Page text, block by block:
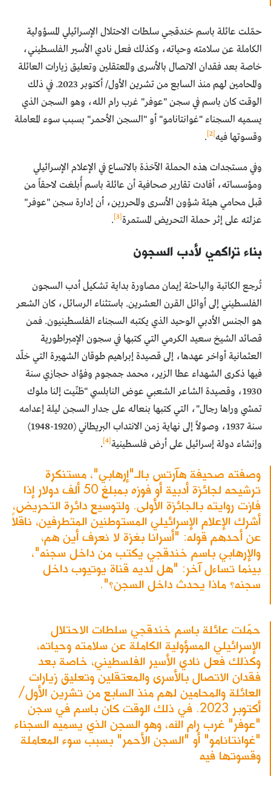
حمّلت عائلة باسم خندقجي سلطات الاحتلال الإسرائيلي المسؤولية
الكاملة عن سلامته وحياته، وكذلك فعل نادي الأسير الفلسطيني،
خاصة بعد فقدان الاتصال بالأسرى والمعتقلين وتعليق زيارات العائلة
والمحامين لهم منذ السابع من تشرين الأول/ أكتوبر 2023. في ذلك
الوقت كان باسم في سجن "عوفر" غرب رام الله، وهو السجن الذي
يسميه السجناء "غوانتانامو" أو "السجن الأحمر" بسبب سوء المعاملة
وقسوتها فيه[2]
.
وفي مستجدات هذه الحملة الآخذة بالاتساع في الإعلام الإسرائيلي
ومؤسساته، أفادت تقارير صحافية أن عائلة باسم أُبلغت لاحقاً من
قبل محامي هيئة شؤون الأسرى والمحررين، أن إدارة سجن "عوفر"
عزلته على إثر حملة التحريض المستمرة[3]
.
بناء تراكمي لأدب السجون
تُرجع الكاتبة والباحثة إيمان مصاورة بداية تشكيل أدب السجون
الفلسطيني إلى أوائل القرن العشرين. باستثناء الرسائل، كان الشعر
هو الجنس الأدبي الوحيد الذي يكتبه السجناء الفلسطينيون. فمن
قصائد الشيخ سعيد الكرمي التي كتبها في سجون الإمبراطورية
العثمانية أواخر عهدها، إلى قصيدة إبراهيم طوقان الشهيرة التي خلّد
فيها ذكرى الشهداء عطا الزير، محمد جمجوم وفؤاد حجازي سنة
1930، وقصيدة الشاعر الشعبي عوض النابلسي "ظنّيت إلنا ملوك
تمشي وراها رجال"، التي كتبها بنعاله على جدار السجن ليلة إعدامه
سنة 1937، وصولاً إلى نهاية زمن الانتداب البريطاني (1920-1948)
وإنشاء دولة إسرائيل على أرض فلسطينية[4]
.
وصفته صحيفة هآرتس بالـ"إرهابي"، مستنكرة
ترشيحه لجائزة أدبية أو فوزه بمبلغ 50 ألف دولار إذا
فازت روايته بالجائزة الأولى. ولتوسيع دائرة التحريض،
أشرك الإعلام الإسرائيلي المستوطنين المتطرفين، ناقلاً
عن أحدهم قوله: "أسرانا بغزة لا نعرف أين هم،
والإرهابي باسم خندقجي يكتب من داخل سجنه"،
بينما تساءل آخر: "هل لديه قناة يوتيوب داخل
سجنه؟ ماذا يحدث داخل السجن؟".
حمّلت عائلة باسم خندقجي سلطات الاحتلال
الإسرائيلي المسؤولية الكاملة عن سلامته وحياته،
وكذلك فعل نادي الأسير الفلسطيني، خاصة بعد
فقدان الاتصال بالأسرى والمعتقلين وتعليق زيارات
العائلة والمحامين لهم منذ السابع من تشرين الأول/
أكتوبر 2023. في ذلك الوقت كان باسم في سجن
"عوفر" غرب رام الله، وهو السجن الذي يسميه السجناء
"غوانتانامو" أو "السجن الأحمر" بسبب سوء المعاملة
وقسوتها فيه